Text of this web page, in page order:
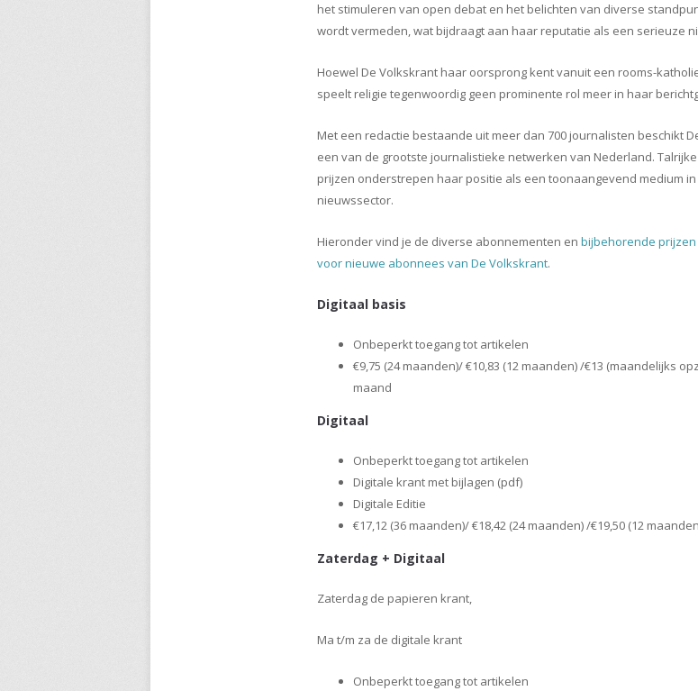
het stimuleren van open debat en het belichten van diverse
wordt vermeden, wat bijdraagt aan haar reputatie als een serieuze
Hoewel De Volkskrant haar oorsprong kent vanuit een rooms-
speelt religie tegenwoordig geen prominente rol meer in haar
Met een redactie bestaande uit meer dan 700 journalisten beschikt
een van de grootste journalistieke netwerken van Nederland.
prijzen onderstrepen haar positie als een toonaangevend medium
nieuwssector.
​​Hieronder vind je de diverse abonnementen en bijbehorende
voor nieuwe abonnees van De Volkskrant.
Digitaal basis
Onbeperkt toegang tot artikelen
€9,75 (24 maanden)/ €10,83 (12 maanden) /€13 (maandelijks
maand
Digitaal
​​Onbeperkt toegang tot artikelen
Digitale krant met bijlagen (pdf)
Digitale Editie
€17,12 (36 maanden)/ €18,42 (24 maanden) /€19,50 (12
Zaterdag + Digitaal
Zaterdag de papieren krant,
Ma t/m za de digitale krant
Onbeperkt toegang tot artikelen